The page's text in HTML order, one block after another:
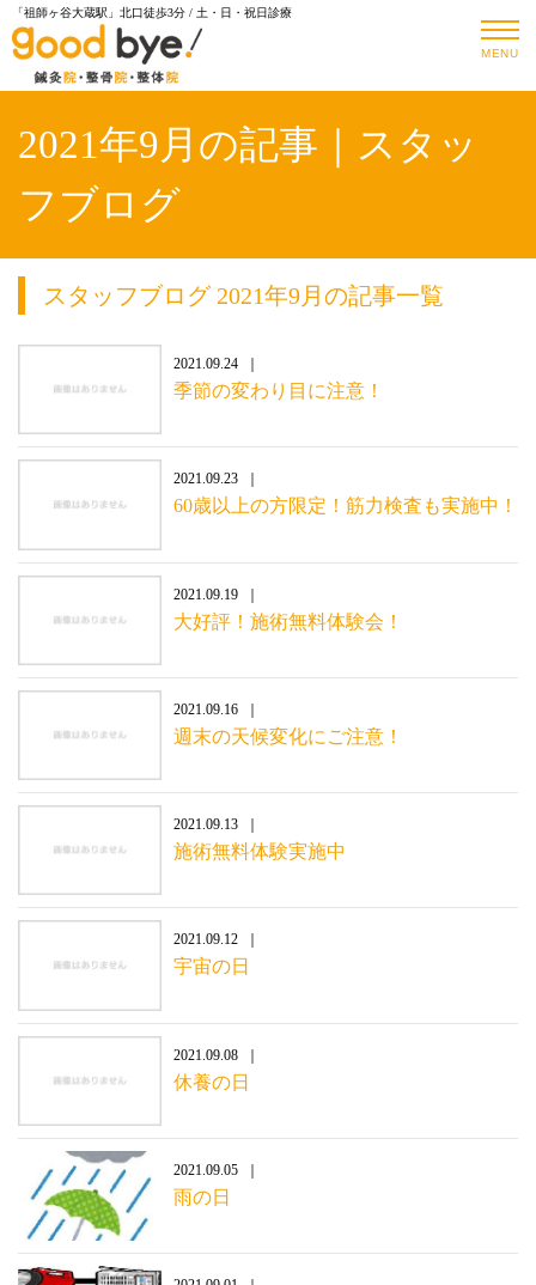
「祖師ヶ谷大蔵駅」北口徒歩3分 / 土・日・祝日診療
MENU
2021年9月の記事｜スタッ
フブログ
スタッフブログ 2021年9月の記事一覧
2021.09.24
季節の変わり目に注意！
2021.09.23
60歳以上の方限定！筋力検査も実施中！
2021.09.19
大好評！施術無料体験会！
2021.09.16
週末の天候変化にご注意！
2021.09.13
施術無料体験実施中
2021.09.12
宇宙の日
2021.09.08
休養の日
2021.09.05
雨の日